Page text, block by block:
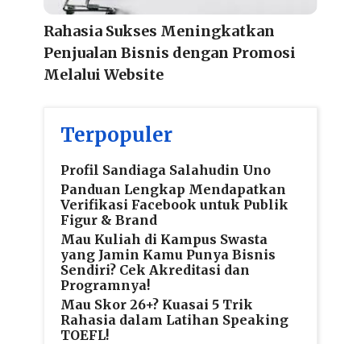
Rahasia Sukses Meningkatkan
Penjualan Bisnis dengan Promosi
Melalui Website
Terpopuler
Profil Sandiaga Salahudin Uno
Panduan Lengkap Mendapatkan
Verifikasi Facebook untuk Publik
Figur & Brand
Mau Kuliah di Kampus Swasta
yang Jamin Kamu Punya Bisnis
Sendiri? Cek Akreditasi dan
Programnya!
Mau Skor 26+? Kuasai 5 Trik
Rahasia dalam Latihan Speaking
TOEFL!